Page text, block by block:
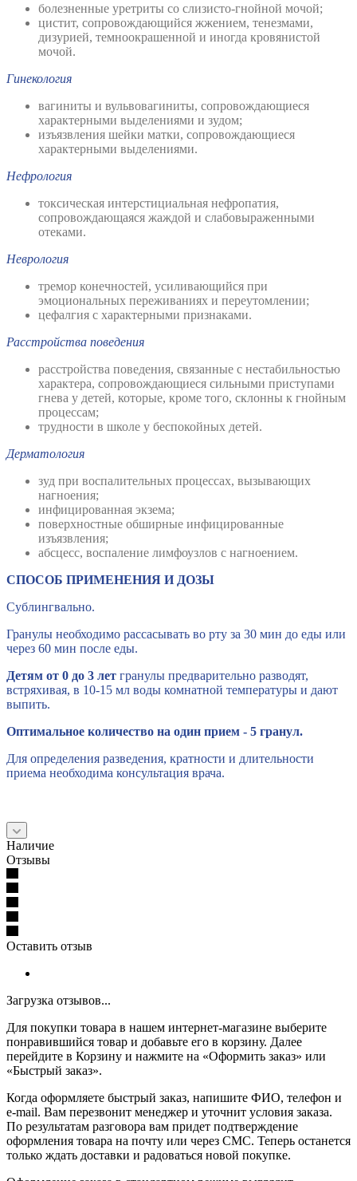
болезненные уретриты со слизисто-гнойной мочой;
цистит, сопровождающийся жжением, тенезмами,
дизурией, темноокрашенной и иногда кровянистой
мочой.
Гинекология
вагиниты и вульвовагиниты, сопровождающиеся
характерными выделениями и зудом;
изъязвления шейки матки, сопровождающиеся
характерными выделениями.
Нефрология
токсическая интерстициальная нефропатия,
сопровождающаяся жаждой и слабовыраженными
отеками.
Неврология
тремор конечностей, усиливающийся при
эмоциональных переживаниях и переутомлении;
цефалгия с характерными признаками.
Расстройства поведения
расстройства поведения, связанные с нестабильностью
характера, сопровождающиеся сильными приступами
гнева у детей, которые, кроме того, склонны к гнойным
процессам;
трудности в школе у беспокойных детей.
Дерматология
зуд при воспалительных процессах, вызывающих
нагноения;
инфицированная экзема;
поверхностные обширные инфицированные
изъязвления;
абсцесс, воспаление лимфоузлов с нагноением.
СПОСОБ ПРИМЕНЕНИЯ И ДОЗЫ
Сублингвально.
Гранулы необходимо рассасывать во рту за 30 мин до еды или
через 60 мин после еды.
Детям от 0 до 3 лет гранулы предварительно разводят,
встряхивая, в 10-15 мл воды комнатной температуры и дают
выпить.
Оптимальное количество на один прием - 5 гранул.
Для определения разведения, кратности и длительности
приема необходима консультация врача.
Наличие
Отзывы
Оставить отзыв
Загрузка отзывов...
Для покупки товара в нашем интернет-магазине выберите
понравившийся товар и добавьте его в корзину. Далее
перейдите в Корзину и нажмите на «Оформить заказ» или
«Быстрый заказ».
Когда оформляете быстрый заказ, напишите ФИО, телефон и
e-mail. Вам перезвонит менеджер и уточнит условия заказа.
По результатам разговора вам придет подтверждение
оформления товара на почту или через СМС. Теперь останется
только ждать доставки и радоваться новой покупке.